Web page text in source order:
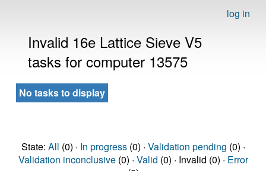
log in
Invalid 16e Lattice Sieve V5
tasks for computer 13575
No tasks to display
State: All (0) · In progress(0) · Validation pending (0) ·
Validation inconclusive(0) · Valid (0) · Invalid (0) · Error